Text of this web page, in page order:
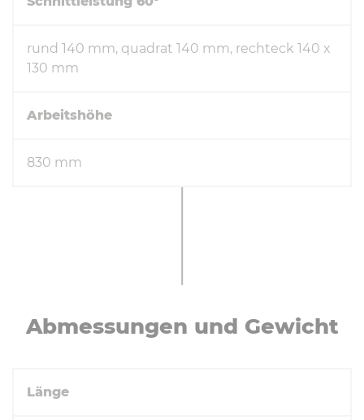
rund 140 mm, quadrat 140 mm, rechteck 140 x
130 mm
Arbeitshöhe
830 mm
Ab­mes­sun­gen und Gewicht
Länge